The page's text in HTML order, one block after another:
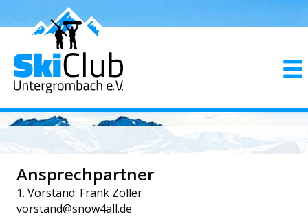
Ansprechpartner
1. Vorstand: Frank Zöller
vorstand@snow4all.de